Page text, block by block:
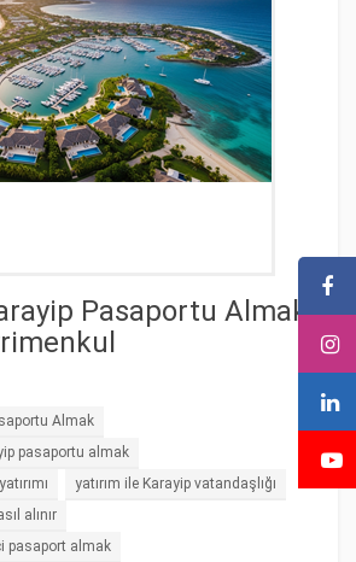
Pasaportu Almak
Almak
pasaportu almak
yatırım ile Karayip vatandaşlığı
alınır
pasaport almak